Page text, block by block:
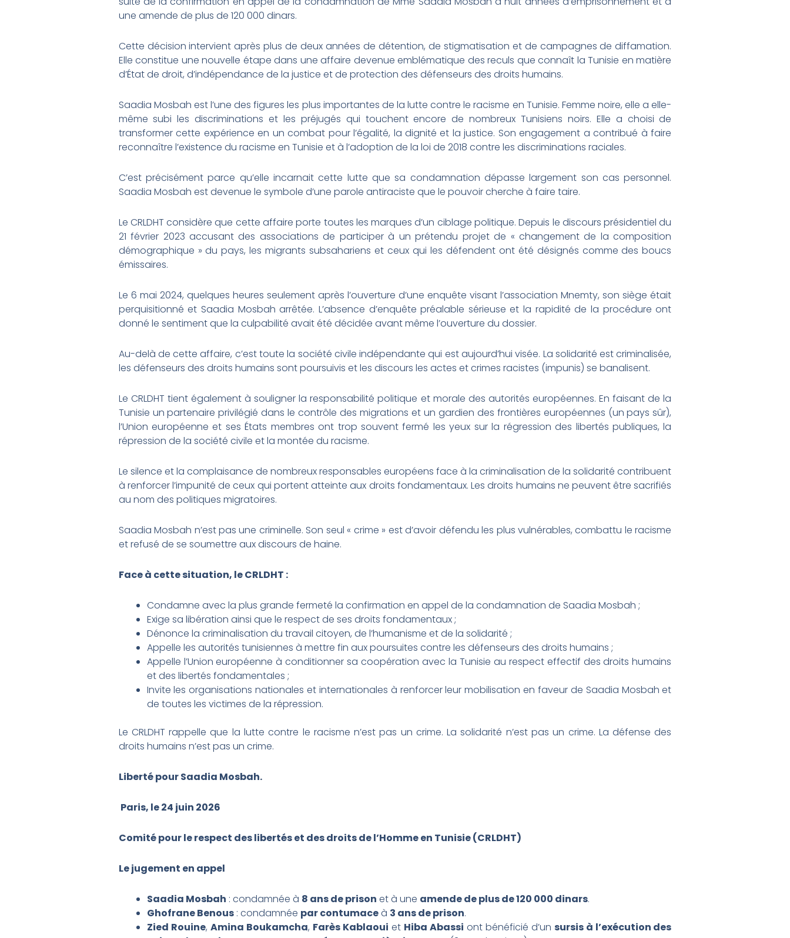
une amende de plus de 120 000 dinars.
Cette décision intervient après plus de deux années de détention, de stigmatisation et de campagnes de diffamation.
Elle constitue une nouvelle étape dans une affaire devenue emblématique des reculs que connaît la Tunisie en matière
d’État de droit, d’indépendance de la justice et de protection des défenseurs des droits humains.
Saadia Mosbah est l’une des figures les plus importantes de la lutte contre le racisme en Tunisie. Femme noire, elle a elle-
même subi les discriminations et les préjugés qui touchent encore de nombreux Tunisiens noirs. Elle a choisi de
transformer cette expérience en un combat pour l’égalité, la dignité et la justice. Son engagement a contribué à faire
reconnaître l’existence du racisme en Tunisie et à l’adoption de la loi de 2018 contre les discriminations raciales.
C’est précisément parce qu’elle incarnait cette lutte que sa condamnation dépasse largement son cas personnel.
Saadia Mosbah est devenue le symbole d’une parole antiraciste que le pouvoir cherche à faire taire.
Le CRLDHT considère que cette affaire porte toutes les marques d’un ciblage politique. Depuis le discours présidentiel du
21 février 2023 accusant des associations de participer à un prétendu projet de « changement de la composition
démographique » du pays, les migrants subsahariens et ceux qui les défendent ont été désignés comme des boucs
émissaires.
Le 6 mai 2024, quelques heures seulement après l’ouverture d’une enquête visant l’association Mnemty, son siège était
perquisitionné et Saadia Mosbah arrêtée. L’absence d’enquête préalable sérieuse et la rapidité de la procédure ont
donné le sentiment que la culpabilité avait été décidée avant même l’ouverture du dossier.
Au-delà de cette affaire, c’est toute la société civile indépendante qui est aujourd’hui visée. La solidarité est criminalisée,
les défenseurs des droits humains sont poursuivis et les discours les actes et crimes racistes (impunis) se banalisent.
Le CRLDHT tient également à souligner la responsabilité politique et morale des autorités européennes. En faisant de la
Tunisie un partenaire privilégié dans le contrôle des migrations et un gardien des frontières européennes (un pays sûr),
l’Union européenne et ses États membres ont trop souvent fermé les yeux sur la régression des libertés publiques, la
répression de la société civile et la montée du racisme.
Le silence et la complaisance de nombreux responsables européens face à la criminalisation de la solidarité contribuent
à renforcer l’impunité de ceux qui portent atteinte aux droits fondamentaux. Les droits humains ne peuvent être sacrifiés
au nom des politiques migratoires.
Saadia Mosbah n’est pas une criminelle. Son seul « crime » est d’avoir défendu les plus vulnérables, combattu le racisme
et refusé de se soumettre aux discours de haine.
Face à cette situation, le CRLDHT :
Condamne avec la plus grande fermeté la confirmation en appel de la condamnation de Saadia Mosbah ;
Exige sa libération ainsi que le respect de ses droits fondamentaux ;
Dénonce la criminalisation du travail citoyen, de l’humanisme et de la solidarité ;
Appelle les autorités tunisiennes à mettre fin aux poursuites contre les défenseurs des droits humains ;
Appelle l’Union européenne à conditionner sa coopération avec la Tunisie au respect effectif des droits humains
et des libertés fondamentales ;
Invite les organisations nationales et internationales à renforcer leur mobilisation en faveur de Saadia Mosbah et
de toutes les victimes de la répression.
Le CRLDHT rappelle que la lutte contre le racisme n’est pas un crime. La solidarité n’est pas un crime. La défense des
droits humains n’est pas un crime.
Liberté pour Saadia Mosbah.
Paris, le 24 juin 2026
Comité pour le respect des libertés et des droits de l’Homme en Tunisie (CRLDHT)
Le jugement en appel
Saadia Mosbah : condamnée à 8 ans de prison et à une amende de plus de 120 000 dinars.
Ghofrane Benous: condamnée par contumaceà 3 ans de prison.
Zied Rouine, Amina Boukamcha, Farès Kablaoui et Hiba Abassi ont bénéficié d’un sursis à l’exécution des